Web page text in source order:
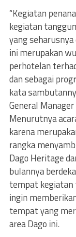
“Kegiatan
kegiatan
yang
ini merupakan
perhotelan
dan sebagai
kata
General
Menurutnya
karena
rangka
Dago Heritage
bulannya
tempat kegiatan
ingin
tempat yang
area Dago ini.